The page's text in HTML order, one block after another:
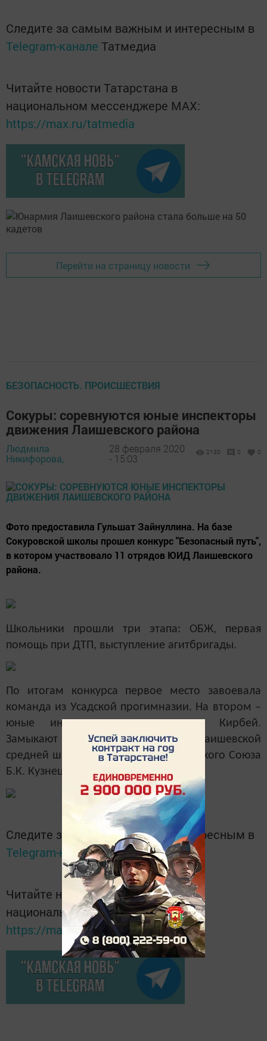
Следите за самым важным и интересным в
Telegram-канале Татмедиа
Читайте новости Татарстана в
национальном мессенджере MАХ:
https://max.ru/tatmedia
Перейти на страницу новости
БЕЗОПАСНОСТЬ. ПРОИСШЕСТВИЯ
Сокуры: соревнуются юные инспекторы
движения Лаишевского района
Людмила
Никифорова,
28 февраля 2020
- 15:03
2130 0 0
Фото предоставила Гульшат Зайнуллина. На базе
Сокуровской школы прошел конкурс "Безопасный путь",
в котором участвовало 11 отрядов ЮИД Лаишевского
района.
Школьники прошли три этапа: ОБЖ, первая
помощь при ДТП, выступление агитбригады.
По итогам конкурса первое место завоевала
команда из Усадской прогимназии. На втором –
юные инспекторы движения из Кирбей.
Замыкают тройку лидеров ученики Лаишевской
средней школы №2 им. Героя Советского Союза
Б.К. Кузнецова.
Следите за самым важным и интересным в
Telegram-каналеТатмедиа
Читайте новости Татарстана в
национальном мессенджере MАХ:
https://max.ru/tatmedia